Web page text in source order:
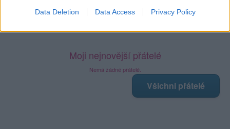
Data Deletion Data Access Privacy Policy
Zobrazit celou mou zeď
Moji nejnovější přátelé
Nemá žádné přátelé.
Všichni přátelé